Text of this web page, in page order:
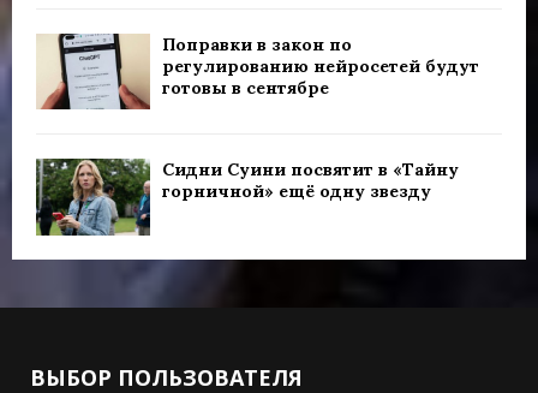
Поправки в закон по
регулированию нейросетей будут
готовы в сентябре
Сидни Суини посвятит в «Тайну
горничной» ещё одну звезду
ВЫБОР ПОЛЬЗОВАТЕЛЯ